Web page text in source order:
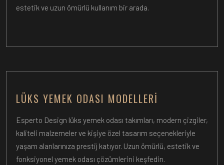
estetik ve uzun ömürlü kullanım bir arada.
LÜKS YEMEK ODASI MODELLERI
Esperto Design lüks yemek odası takımları, modern çizgiler,
kaliteli malzemeler ve kişiye özel tasarım seçenekleriyle
yaşam alanlarınıza prestij katıyor. Uzun ömürlü, estetik ve
fonksiyonel yemek odası çözümlerini keşfedin.